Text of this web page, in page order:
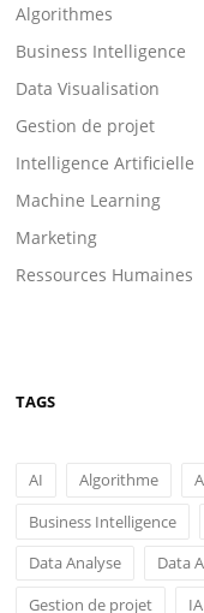
Algorithmes
Business Intelligence
Data Visualisation
Gestion de projet
Intelligence Artificielle
Machine Learning
Marketing
Ressources Humaines
TAGS
AI Algorithme
Business Intelligence
Data Analyse
Data
Gestion de projet
IA